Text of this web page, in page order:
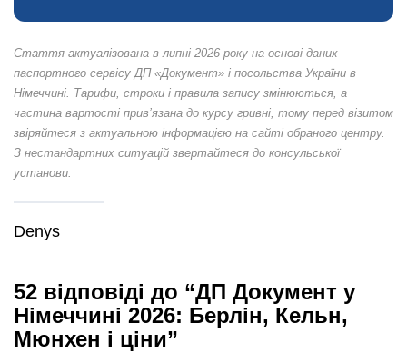
Стаття актуалізована в липні 2026 року на основі даних
паспортного сервісу ДП «Документ» і посольства України в
Німеччині. Тарифи, строки і правила запису змінюються, а
частина вартості прив’язана до курсу гривні, тому перед візитом
звіряйтеся з актуальною інформацією на сайті обраного центру.
З нестандартних ситуацій звертайтеся до консульської
установи.
Denys
52 відповіді до “ДП Документ у
Німеччині 2026: Берлін, Кельн,
Мюнхен і ціни”